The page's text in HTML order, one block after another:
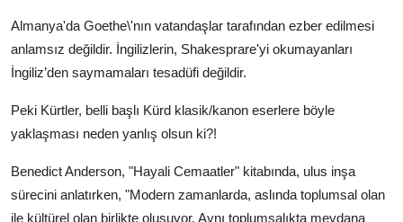
Almanya'da Goethe\'nın vatandaşlar tarafından ezber edilmesi
anlamsız değildir. İngilizlerin, Shakesprare'yi okumayanları
İngiliz’den saymamaları tesadüfi değildir.
Peki Kürtler, belli başlı Kürd klasik/kanon eserlere böyle
yaklaşması neden yanlış olsun ki?!
Benedict Anderson, "Hayali Cemaatler" kitabında, ulus inşa
sürecini anlatırken, "Modern zamanlarda, aslında toplumsal olan
ile kültürel olan birlikte oluşuyor. Aynı toplumsalıkta meydana